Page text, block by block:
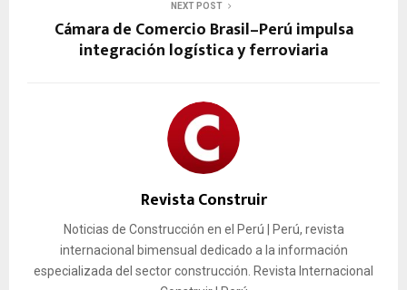
NEXT POST
Cámara de Comercio Brasil–Perú impulsa
integración logística y ferroviaria
Revista Construir
Noticias de Construcción en el Perú | Perú, revista
internacional bimensual dedicado a la información
especializada del sector construcción. Revista Internacional